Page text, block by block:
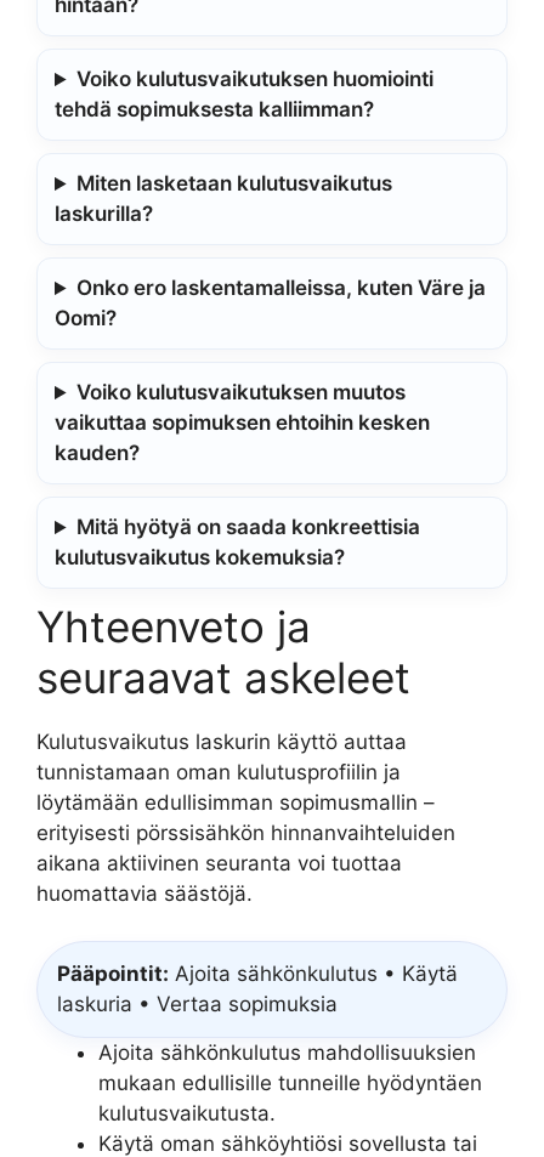
hintaan?
Voiko kulutusvaikutuksen huomiointi
tehdä sopimuksesta kalliimman?
Miten lasketaan kulutusvaikutus
laskurilla?
Onko ero laskentamalleissa, kuten Väre ja
Oomi?
Voiko kulutusvaikutuksen muutos
vaikuttaa sopimuksen ehtoihin kesken
kauden?
Mitä hyötyä on saada konkreettisia
kulutusvaikutus kokemuksia?
Yhteenveto ja
seuraavat askeleet
Kulutusvaikutus laskurin käyttö auttaa
tunnistamaan oman kulutusprofiilin ja
löytämään edullisimman sopimusmallin –
erityisesti pörssisähkön hinnanvaihteluiden
aikana aktiivinen seuranta voi tuottaa
huomattavia säästöjä.
Pääpointit: Ajoita sähkönkulutus • Käytä
laskuria • Vertaa sopimuksia
Ajoita sähkönkulutus mahdollisuuksien
mukaan edullisille tunneille hyödyntäen
kulutusvaikutusta.
Käytä oman sähköyhtiösi sovellusta tai